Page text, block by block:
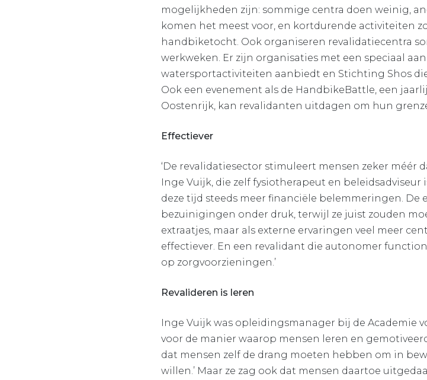
mogelijkheden zijn: sommige centra doen weinig,
komen het meest voor, en kortdurende activiteiten
handbiketocht. Ook organiseren revalidatiecentra
werkweken. Er zijn organisaties met een speciaal
watersportactiviteiten aanbiedt en Stichting Shos
Ook een evenement als de HandbikeBattle, een
Oostenrijk, kan revalidanten uitdagen om hun
Effectiever
‘De revalidatiesector stimuleert mensen zeker méér
Inge Vuijk, die zelf fysiotherapeut en beleidsadviseur
deze tijd steeds meer financiële belemmeringen. De
bezuinigingen onder druk, terwijl ze juist zouden
extraatjes, maar als externe ervaringen veel meer
effectiever. En een revalidant die autonomer
op zorgvoorzieningen.’
Revalideren is leren
Inge Vuijk was opleidingsmanager bij de Academie
voor de manier waarop mensen leren en
dat mensen zelf de drang moeten hebben om in
willen.’ Maar ze zag ook dat mensen daartoe